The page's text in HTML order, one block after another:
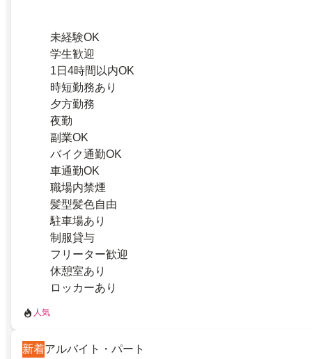
未経験OK
学生歓迎
1日4時間以内OK
時短勤務あり
夕方勤務
夜勤
副業OK
バイク通勤OK
車通勤OK
職場内禁煙
髪型髪色自由
駐車場あり
制服貸与
フリーター歓迎
休憩室あり
ロッカーあり
人気
新着アルバイト・パート